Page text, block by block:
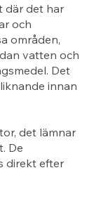
där det har
och
områden,
vatten och
Det
innan
det lämnar
De
direkt efter